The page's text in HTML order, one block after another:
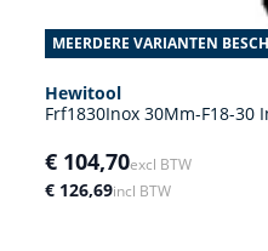
MEERDERE VARIANTEN
Hewitool
Frf1830Inox 30Mm-F18-30
€ 104,70excl BTW
€ 126,69incl BTW